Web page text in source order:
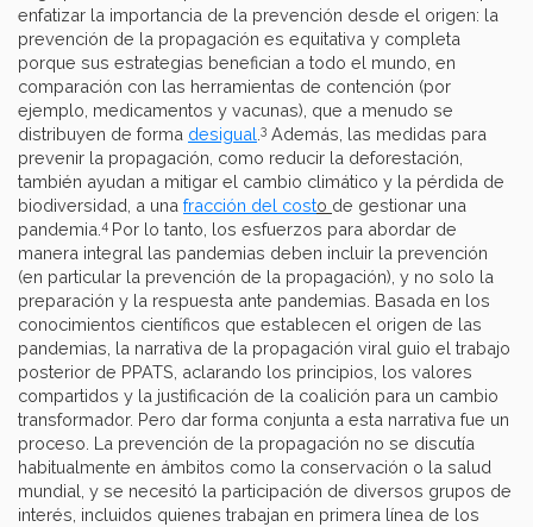
enfatizar la importancia de la prevención desde el origen: la
prevención de la propagación es equitativa y completa
porque sus estrategias benefician a todo el mundo, en
comparación con las herramientas de contención (por
ejemplo, medicamentos y vacunas), que a menudo se
distribuyen de forma desigual 3 Además, las medidas para
prevenir la propagación, como reducir la deforestación,
también ayudan a mitigar el cambio climático y la pérdida de
biodiversidad, a una fracción del costo de gestionar una
pandemia. 4 Por lo tanto, los esfuerzos para abordar de
manera integral las pandemias deben incluir la prevención
(en particular la prevención de la propagación), y no solo la
preparación y la respuesta ante pandemias. Basada en los
conocimientos científicos que establecen el origen de las
pandemias, la narrativa de la propagación viral guio el trabajo
posterior de PPATS, aclarando los principios, los valores
compartidos y la justificación de la coalición para un cambio
transformador. Pero dar forma conjunta a esta narrativa fue un
proceso. La prevención de la propagación no se discutía
habitualmente en ámbitos como la conservación o la salud
mundial, y se necesitó la participación de diversos grupos de
interés, incluidos quienes trabajan en primera línea de los